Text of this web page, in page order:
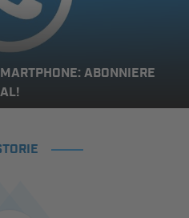
ABONNIERE